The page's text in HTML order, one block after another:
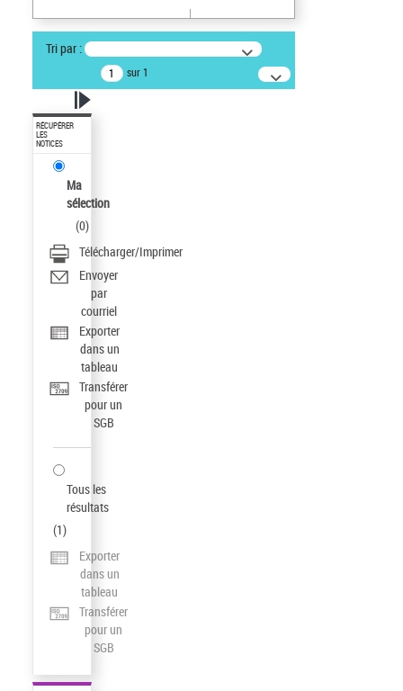
Tri par :
sur 1
RÉCUPÉRER
LES
NOTICES
Ma
sélection
(0)
Télécharger/Imprimer
Envoyer
par
courriel
Exporter
dans un
tableau
Transférer
pour un
SGB
Tous les
résultats
(1)
Exporter
dans un
tableau
Transférer
pour un
SGB